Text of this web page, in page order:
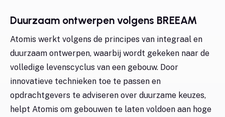
Duurzaam ontwerpen volgens BREEAM
Atomis werkt volgens de principes van integraal en
duurzaam ontwerpen, waarbij wordt gekeken naar de
volledige levenscyclus van een gebouw. Door
innovatieve technieken toe te passen en
opdrachtgevers te adviseren over duurzame keuzes,
helpt Atomis om gebouwen te laten voldoen aan hoge